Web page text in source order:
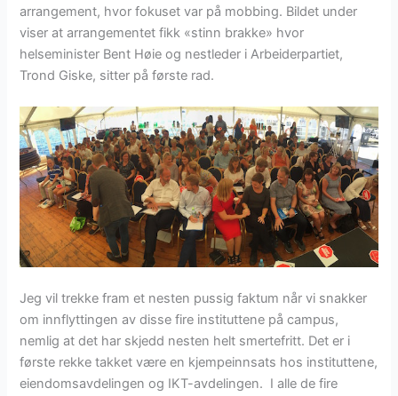
arrangement, hvor fokuset var på mobbing. Bildet under
viser at arrangementet fikk «stinn brakke» hvor
helseminister Bent Høie og nestleder i Arbeiderpartiet,
Trond Giske, sitter på første rad.
Jeg vil trekke fram et nesten pussig faktum når vi snakker
om innflyttingen av disse fire instituttene på campus,
nemlig at det har skjedd nesten helt smertefritt. Det er i
første rekke takket være en kjempeinnsats hos instituttene,
eiendomsavdelingen og IKT-avdelingen. I alle de fire